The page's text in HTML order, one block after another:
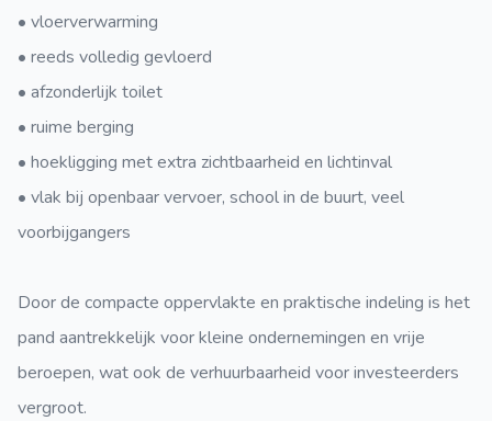
• vloerverwarming
• reeds volledig gevloerd
• afzonderlijk toilet
• ruime berging
• hoekligging met extra zichtbaarheid en lichtinval
• vlak bij openbaar vervoer, school in de buurt, veel
voorbijgangers
Door de compacte oppervlakte en praktische indeling is het
pand aantrekkelijk voor kleine ondernemingen en vrije
beroepen, wat ook de verhuurbaarheid voor investeerders
vergroot.